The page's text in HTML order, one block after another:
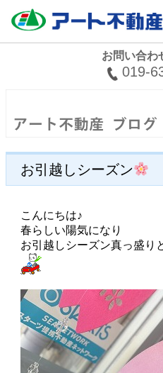
お問い合わ
019-
お引越しシーズン
こんにちは♪
春らしい陽気になり
お引越しシーズン真っ盛り